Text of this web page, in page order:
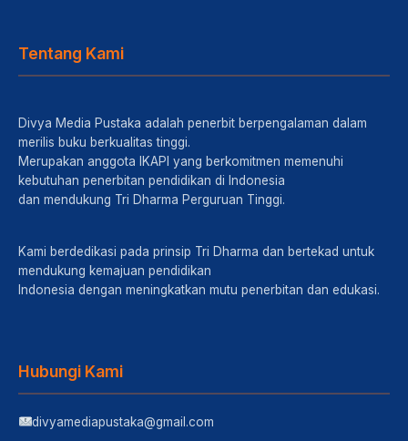
Tentang Kami
Divya Media Pustaka adalah penerbit berpengalaman dalam
merilis buku berkualitas tinggi.
Merupakan anggota IKAPI yang berkomitmen memenuhi
kebutuhan penerbitan pendidikan di Indonesia
dan mendukung Tri Dharma Perguruan Tinggi.
Kami berdedikasi pada prinsip Tri Dharma dan bertekad untuk
mendukung kemajuan pendidikan
Indonesia dengan meningkatkan mutu penerbitan dan edukasi.
Hubungi Kami
divyamediapustaka@gmail.com